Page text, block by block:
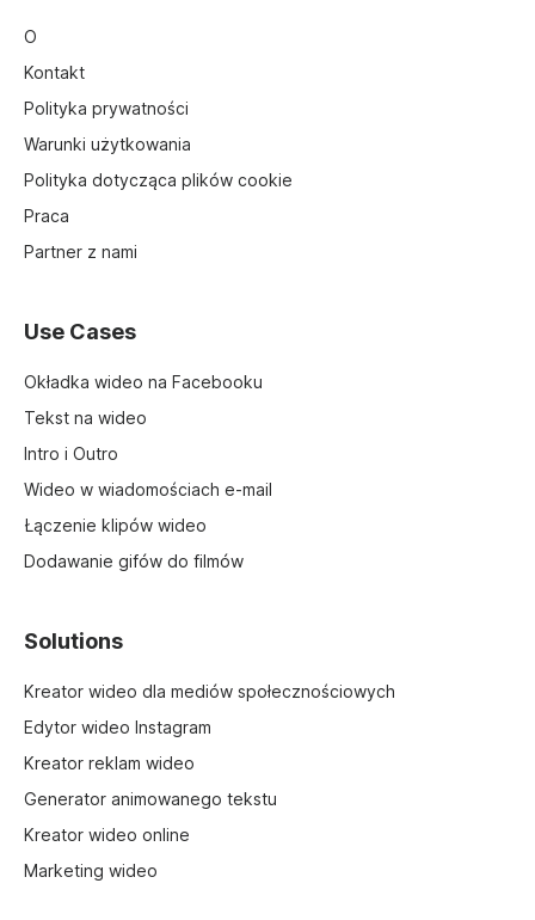
O
Kontakt
Polityka prywatności
Warunki użytkowania
Polityka dotycząca plików cookie
Praca
Partner z nami
Use Cases
Okładka wideo na Facebooku
Tekst na wideo
Intro i Outro
Wideo w wiadomościach e-mail
Łączenie klipów wideo
Dodawanie gifów do filmów
Solutions
Kreator wideo dla mediów społecznościowych
Edytor wideo Instagram
Kreator reklam wideo
Generator animowanego tekstu
Kreator wideo online
Marketing wideo